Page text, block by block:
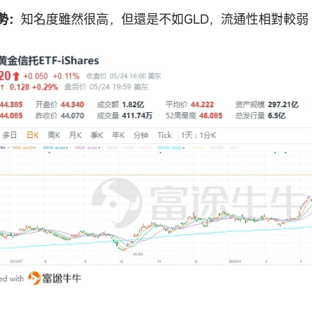
知名度雖然很高，但還是不如GLD，流通性相對較弱